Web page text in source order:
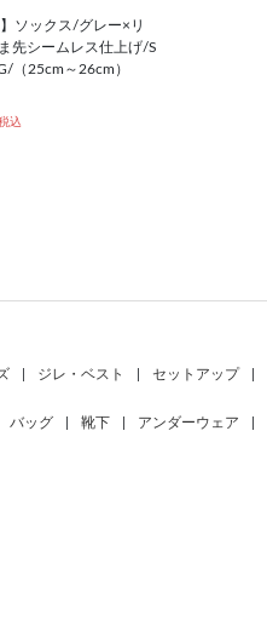
ソックス/グレー×リ
先シームレス仕上げ/S
（25cm～26cm）
込
ジレ・ベスト セットアップ
バッグ 靴下 アンダーウェア